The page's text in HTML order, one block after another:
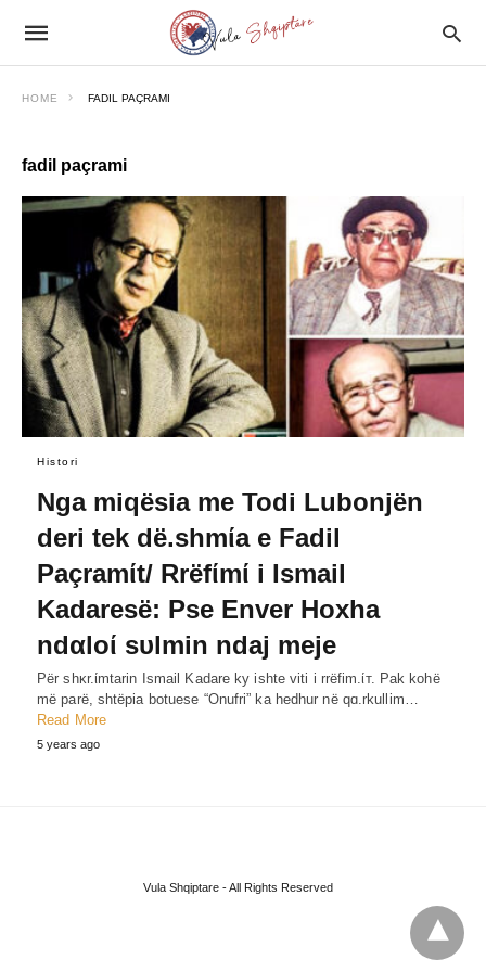
HOME FADIL PAÇRAMI
fadil paçrami
Histori
Nga miqësia me Todi Lubonjën
deri tek dë.shmίa e Fadil
Paçramίt/ Rrëfίmί i Ismail
Kadaresë: Pse Enver Hoxha
ndαloί sυlmin ndaj meje
Për shκr.ίmtarin Ismail Kadare ky ishte viti i rrëfim.ίт. Pak kohë
më parë, shtëpia botuese “Onufri” ka hedhur në qɑ.rkullim…
Read More
5 years ago
Vula Shqiptare - All Rights Reserved